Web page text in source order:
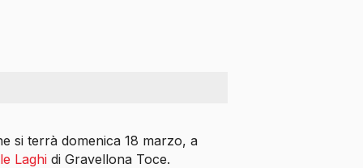
si terrà domenica 18 marzo, a
Laghi di Gravellona Toce.